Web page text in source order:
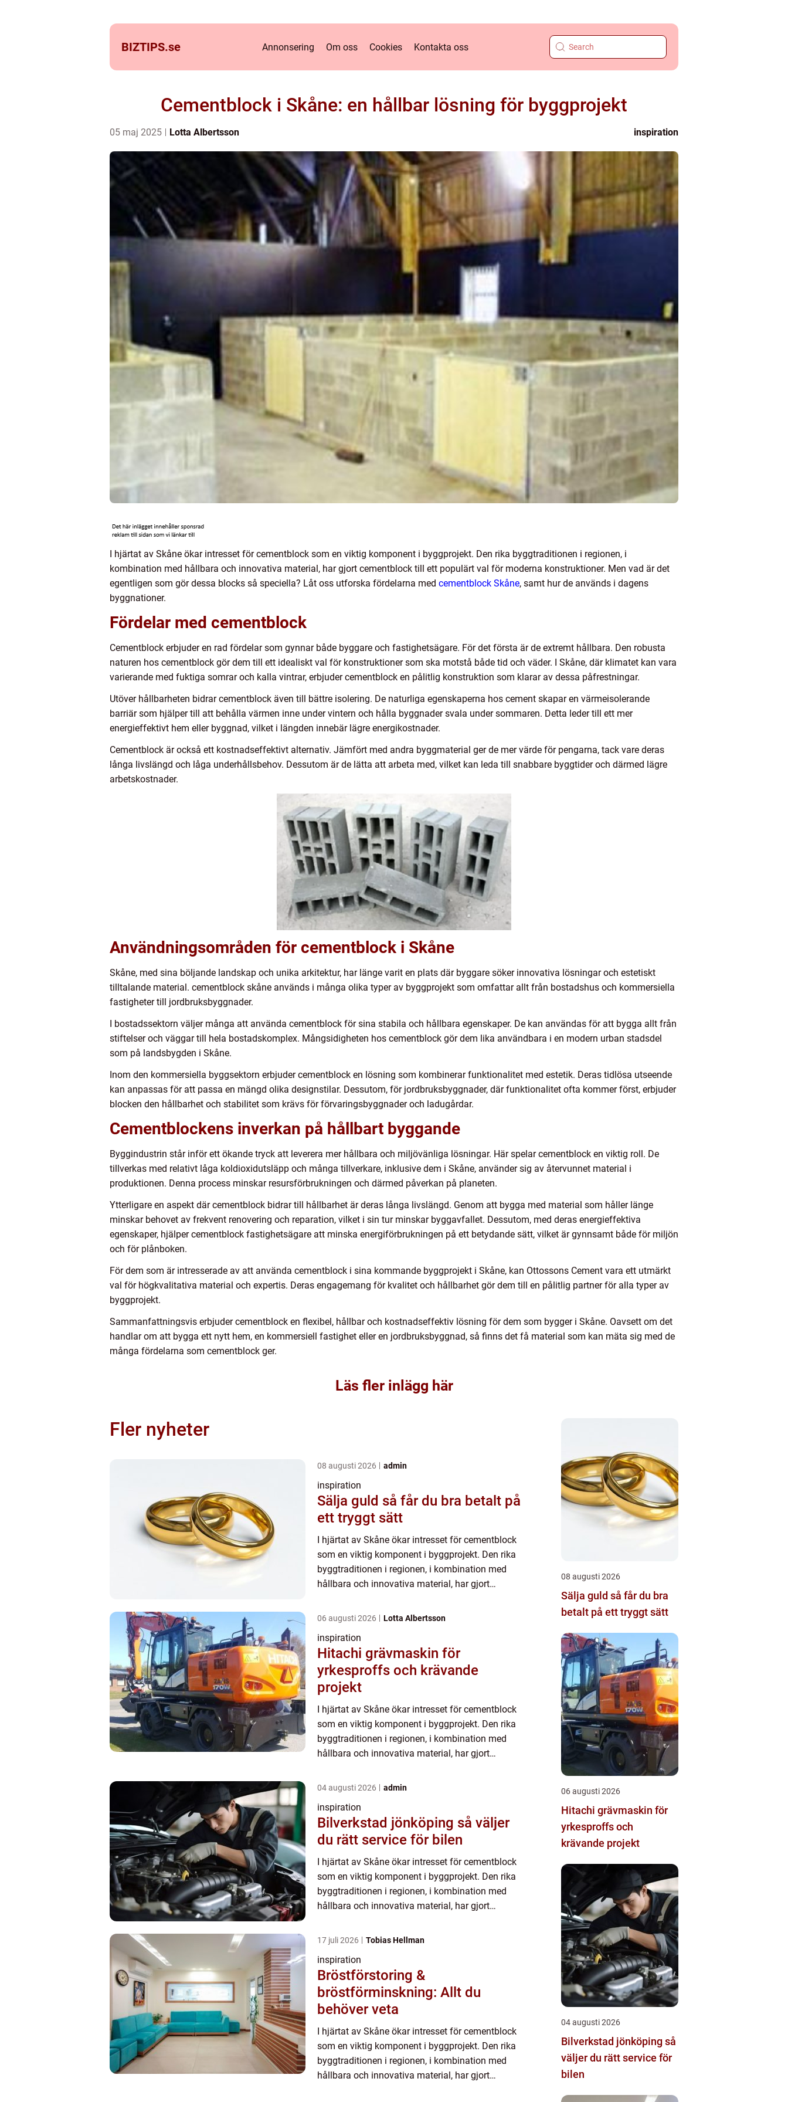
BIZTIPS.se Annonsering Om oss Cookies Kontakta oss
Cementblock i Skåne: en hållbar lösning för byggprojekt
05 maj 2025 Lotta Albertsson inspiration
I hjärtat av Skåne ökar intresset för cementblock som en viktig komponent i byggprojekt. Den rika byggtraditionen i regionen, i
kombination med hållbara och innovativa material, har gjort cementblock till ett populärt val för moderna konstruktioner. Men vad är det
egentligen som gör dessa blocks så speciella? Låt oss utforska fördelarna med cementblock Skåne, samt hur de används i dagens
byggnationer.
Fördelar med cementblock
Cementblock erbjuder en rad fördelar som gynnar både byggare och fastighetsägare. För det första är de extremt hållbara. Den robusta
naturen hos cementblock gör dem till ett idealiskt val för konstruktioner som ska motstå både tid och väder. I Skåne, där klimatet kan vara
varierande med fuktiga somrar och kalla vintrar, erbjuder cementblock en pålitlig konstruktion som klarar av dessa påfrestningar.
Utöver hållbarheten bidrar cementblock även till bättre isolering. De naturliga egenskaperna hos cement skapar en värmeisolerande
barriär som hjälper till att behålla värmen inne under vintern och hålla byggnader svala under sommaren. Detta leder till ett mer
energieffektivt hem eller byggnad, vilket i längden innebär lägre energikostnader.
Cementblock är också ett kostnadseffektivt alternativ. Jämfört med andra byggmaterial ger de mer värde för pengarna, tack vare deras
långa livslängd och låga underhållsbehov. Dessutom är de lätta att arbeta med, vilket kan leda till snabbare byggtider och därmed lägre
arbetskostnader.
Användningsområden för cementblock i Skåne
Skåne, med sina böljande landskap och unika arkitektur, har länge varit en plats där byggare söker innovativa lösningar och estetiskt
tilltalande material. cementblock skåne används i många olika typer av byggprojekt som omfattar allt från bostadshus och kommersiella
fastigheter till jordbruksbyggnader.
I bostadssektorn väljer många att använda cementblock för sina stabila och hållbara egenskaper. De kan användas för att bygga allt från
stiftelser och väggar till hela bostadskomplex. Mångsidigheten hos cementblock gör dem lika användbara i en modern urban stadsdel
som på landsbygden i Skåne.
Inom den kommersiella byggsektorn erbjuder cementblock en lösning som kombinerar funktionalitet med estetik. Deras tidlösa utseende
kan anpassas för att passa en mängd olika designstilar. Dessutom, för jordbruksbyggnader, där funktionalitet ofta kommer först, erbjuder
blocken den hållbarhet och stabilitet som krävs för förvaringsbyggnader och ladugårdar.
Cementblockens inverkan på hållbart byggande
Byggindustrin står inför ett ökande tryck att leverera mer hållbara och miljövänliga lösningar. Här spelar cementblock en viktig roll. De
tillverkas med relativt låga koldioxidutsläpp och många tillverkare, inklusive dem i Skåne, använder sig av återvunnet material i
produktionen. Denna process minskar resursförbrukningen och därmed påverkan på planeten.
Ytterligare en aspekt där cementblock bidrar till hållbarhet är deras långa livslängd. Genom att bygga med material som håller länge
minskar behovet av frekvent renovering och reparation, vilket i sin tur minskar byggavfallet. Dessutom, med deras energieffektiva
egenskaper, hjälper cementblock fastighetsägare att minska energiförbrukningen på ett betydande sätt, vilket är gynnsamt både för miljön
och för plånboken.
För dem som är intresserade av att använda cementblock i sina kommande byggprojekt i Skåne, kan Ottossons Cement vara ett utmärkt
val för högkvalitativa material och expertis. Deras engagemang för kvalitet och hållbarhet gör dem till en pålitlig partner för alla typer av
byggprojekt.
Sammanfattningsvis erbjuder cementblock en flexibel, hållbar och kostnadseffektiv lösning för dem som bygger i Skåne. Oavsett om det
handlar om att bygga ett nytt hem, en kommersiell fastighet eller en jordbruksbyggnad, så finns det få material som kan mäta sig med de
många fördelarna som cementblock ger.
Läs fler inlägg här
Fler nyheter
08 augusti 2026 admin
inspiration
Sälja guld så får du bra betalt på
ett tryggt sätt
I hjärtat av Skåne ökar intresset för cementblock
som en viktig komponent i byggprojekt. Den rika
byggtraditionen i regionen, i kombination med
hållbara och innovativa material, har gjort
06 augusti 2026 Lotta Albertsson
inspiration
Hitachi grävmaskin för
yrkesproffs och krävande
projekt
I hjärtat av Skåne ökar intresset för cementblock
som en viktig komponent i byggprojekt. Den rika
byggtraditionen i regionen, i kombination med
hållbara och innovativa material, har gjort
04 augusti 2026 admin
inspiration
Bilverkstad jönköping så väljer
du rätt service för bilen
I hjärtat av Skåne ökar intresset för cementblock
som en viktig komponent i byggprojekt. Den rika
byggtraditionen i regionen, i kombination med
hållbara och innovativa material, har gjort
17 juli 2026 Tobias Hellman
inspiration
Bröstförstoring &
bröstförminskning: Allt du
behöver veta
I hjärtat av Skåne ökar intresset för cementblock
som en viktig komponent i byggprojekt. Den rika
byggtraditionen i regionen, i kombination med
hållbara och innovativa material, har gjort
08 augusti 2026
Sälja guld så får du bra
betalt på ett tryggt sätt
06 augusti 2026
Hitachi grävmaskin för
yrkesproffs och
krävande projekt
04 augusti 2026
Bilverkstad jönköping så
väljer du rätt service för
bilen